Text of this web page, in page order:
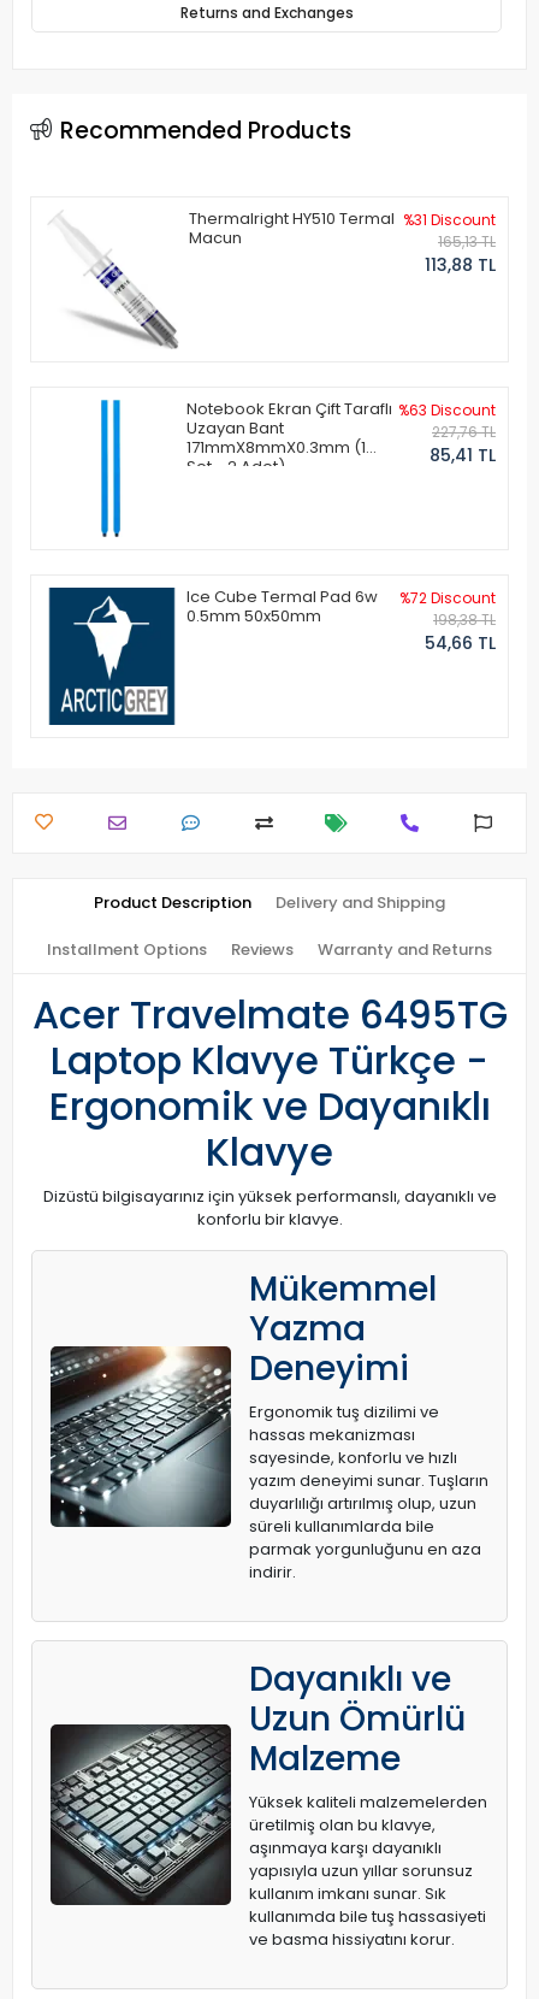
Returns and Exchanges
Recommended Products
Thermalright HY510 Termal
Macun
%31 Discount
165,13 TL
113,88 TL
Notebook Ekran Çift Taraflı
Uzayan Bant
171mmX8mmX0.3mm (1
Set - 2 Adet)
%63 Discount
227,76 TL
85,41 TL
Ice Cube Termal Pad 6w
0.5mm 50x50mm
%72 Discount
198,38 TL
54,66 TL
Product Description Delivery and Shipping
Installment Options Reviews Warranty and Returns
Acer Travelmate 6495TG
Laptop Klavye Türkçe -
Ergonomik ve Dayanıklı
Klavye
Dizüstü bilgisayarınız için yüksek performanslı, dayanıklı ve
konforlu bir klavye.
Mükemmel
Yazma
Deneyimi
Ergonomik tuş dizilimi ve
hassas mekanizması
sayesinde, konforlu ve hızlı
yazım deneyimi sunar. Tuşların
duyarlılığı artırılmış olup, uzun
süreli kullanımlarda bile
parmak yorgunluğunu en aza
indirir.
Dayanıklı ve
Uzun Ömürlü
Malzeme
Yüksek kaliteli malzemelerden
üretilmiş olan bu klavye,
aşınmaya karşı dayanıklı
yapısıyla uzun yıllar sorunsuz
kullanım imkanı sunar. Sık
kullanımda bile tuş hassasiyeti
ve basma hissiyatını korur.